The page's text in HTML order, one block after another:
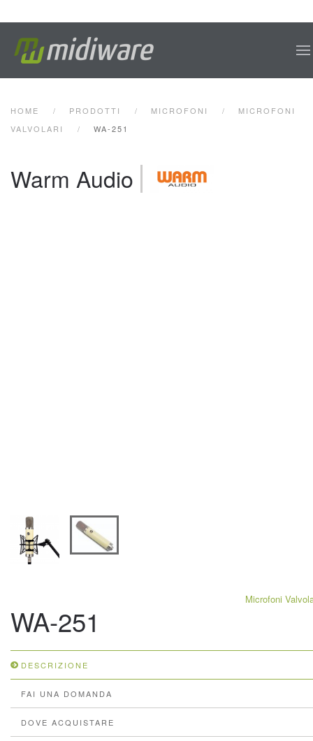
HOME PRODOTTI MICROFONI
MICROFONI
VALVOLARI
WA-251
Warm Audio
Microfoni
WA-251
DESCRIZIONE
FAI UNA DOMANDA
DOVE ACQUISTARE